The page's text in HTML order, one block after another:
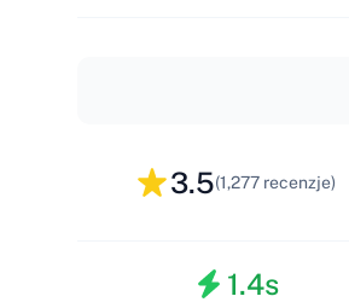
3.5(1,277 recenzje)
1.4s